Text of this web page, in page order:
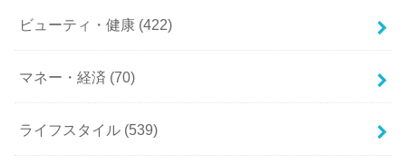
ビューティ・健康 (422)
マネー・経済 (70)
ライフスタイル (539)